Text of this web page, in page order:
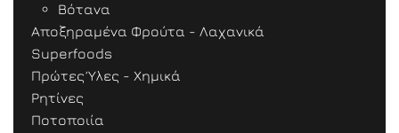
Βότανα
Αποξηραμένα Φρούτα - Λαχανικά
Superfoods
Πρώτες Ύλες - Χημικά
Ρητίνες
Ποτοποιία